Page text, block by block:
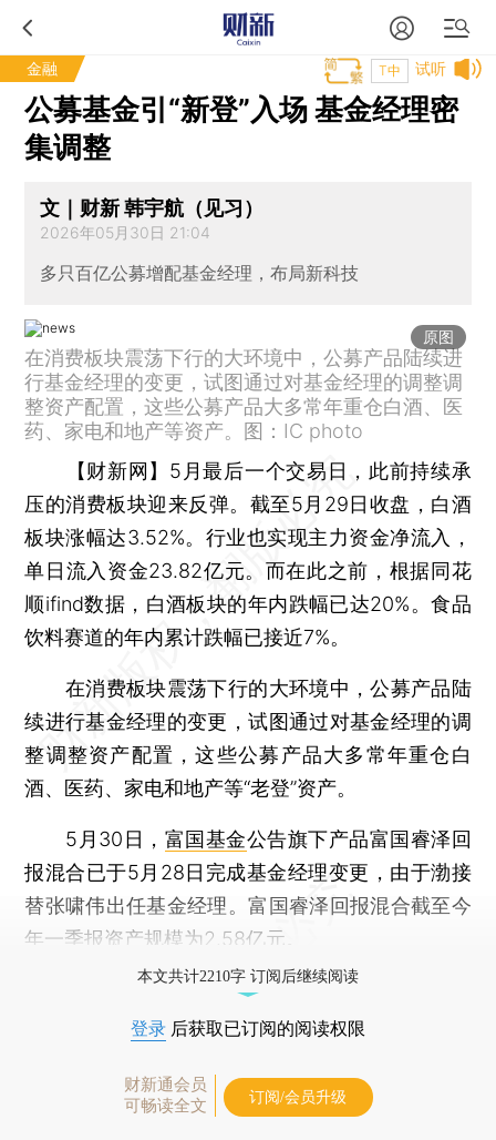
金融 试听
T中
公募基金引“新登”入场 基金经理密
集调整
文｜财新 韩宇航（见习）
2026年05月30日 21:04
多只百亿公募增配基金经理，布局新科技
原图
在消费板块震荡下行的大环境中，公募产品陆续进
行基金经理的变更，试图通过对基金经理的调整调
整资产配置，这些公募产品大多常年重仓白酒、医
药、家电和地产等资产。图：IC photo
【财新网】 5月最后一个交易日，此前持续承
压的消费板块迎来反弹。截至5月29日收盘，白酒
板块涨幅达3.52%。行业也实现主力资金净流入，
单日流入资金23.82亿元。而在此之前，根据同花
顺ifind数据，白酒板块的年内跌幅已达20%。食品
饮料赛道的年内累计跌幅已接近7%。
在消费板块震荡下行的大环境中，公募产品陆
续进行基金经理的变更，试图通过对基金经理的调
整调整资产配置，这些公募产品大多常年重仓白
酒、医药、家电和地产等“老登”资产。
5月30日， 富国基金公告旗下产品富国睿泽回
报混合已于5月28日完成基金经理变更，由于渤接
替张啸伟出任基金经理。富国睿泽回报混合截至今
年一季报资产规模为2.58亿元。
本文共计2210字 订阅后继续阅读
登录 后获取已订阅的阅读权限
财新通会员
可畅读全文
订阅/会员升级